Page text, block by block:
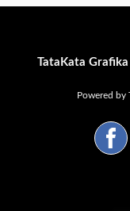
TataKata Grafika
Powered by